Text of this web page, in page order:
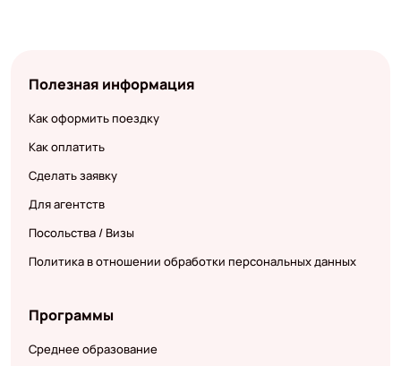
Полезная информация
Как оформить поездку
Как оплатить
Сделать заявку
Для агентств
Посольства / Визы
Политика в отношении обработки персональных данных
Программы
Среднее образование